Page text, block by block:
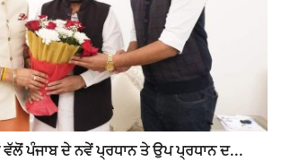
ਪੰਜਾਬ ਦੇ ਨਵੇਂ ਪ੍ਰਧਾਨ ਤੇ ਉਪ ਪ੍ਰਧਾਨ ਦ...